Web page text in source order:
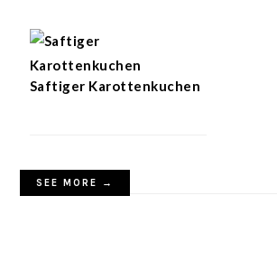
Saftiger Karottenkuchen
SEE MORE →